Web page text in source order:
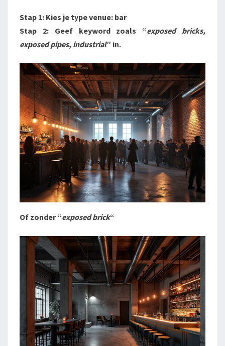
Stap 1: Kies je type venue: bar
Stap 2: Geef keyword zoals “exposed bricks,
exposed pipes, industrial” in.
Of zonder “exposed brick“